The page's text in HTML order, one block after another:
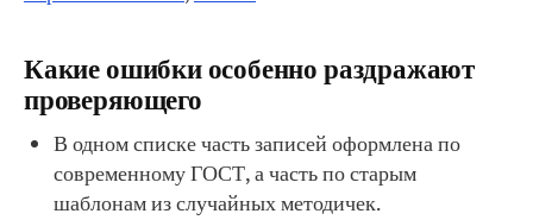
Какие ошибки особенно раздражают
проверяющего
В одном списке часть записей оформлена по
современному ГОСТ, а часть по старым
шаблонам из случайных методичек.